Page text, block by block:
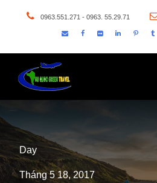
0963.551.271 - 0963. 55.29.71
Day
Tháng 5 18, 2017